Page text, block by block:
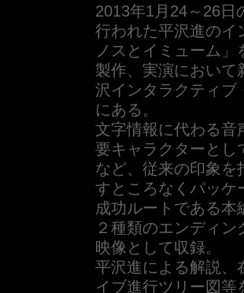
2013年1月24～26日
行われた平沢進のイ
ノスとイミューム」
製作、実演において
沢インタラクティブ
にある。
文字情報に代わる音
要キャラクターとし
など、従来の印象を
すところなくパッケ
成功ルートである
２種類のエンディ
映像として収録。
平沢進による解説、
イブ進行ツリー図